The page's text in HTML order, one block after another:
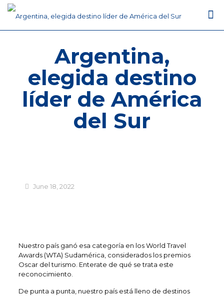
Argentina,
elegida destino
líder de América
del Sur
June 18, 2022
Nuestro país ganó esa categoría en los World Travel
Awards (WTA) Sudamérica, considerados los premios
Oscar del turismo. Enterate de qué se trata este
reconocimiento.
De punta a punta, nuestro país está lleno de destinos